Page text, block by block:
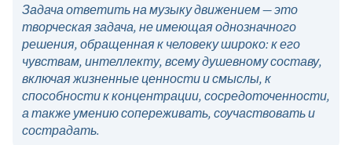
Задача ответить на музыку движением — это
творческая задача, не имеющая однозначного
решения, обращенная к человеку широко: к его
чувствам, интеллекту, всему душевному составу,
включая жизненные ценности и смыслы, к
способности к концентрации, сосредоточенности,
а также умению сопереживать, соучаствовать и
сострадать.